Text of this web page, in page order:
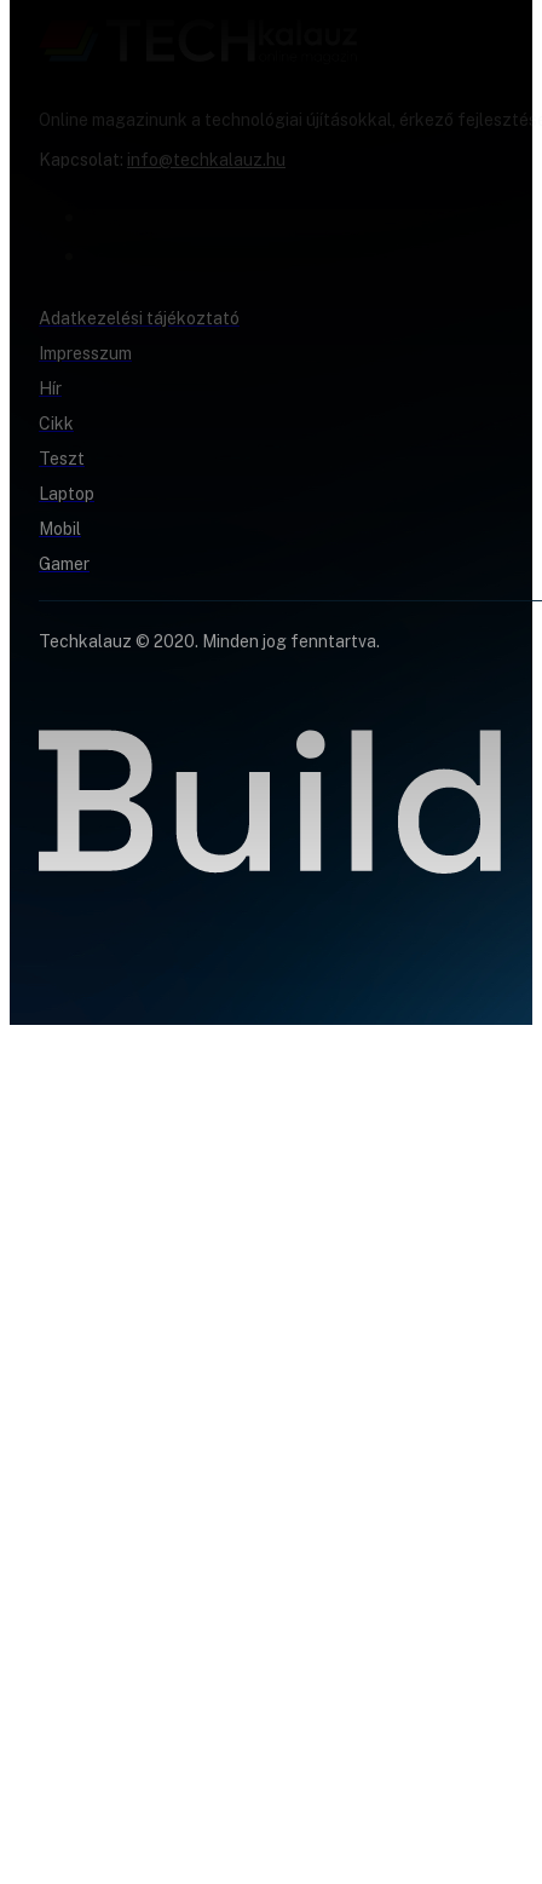
Online magazinunk a technológiai újításokkal, érkező
Kapcsolat: info@techkalauz.hu
Adatkezelési tájékoztató
Impresszum
Hír
Cikk
Teszt
Laptop
Mobil
Gamer
Techkalauz © 2020. Minden jog fenntartva.